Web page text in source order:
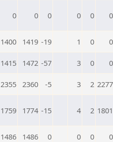
0 0 0 0 0 0
1400 1419 -19 1 0 0
1415 1472 -57 3 0 0
2355 2360 -5 3 2 2277
1759 1774 -15 4 2 1801
1486 1486 0 0 0 0